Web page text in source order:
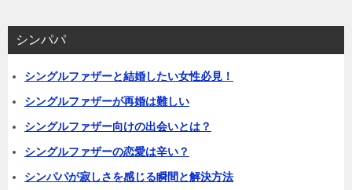
シンパパ
シングルファザーと結婚したい女性必見！
シングルファザーが再婚は難しい
シングルファザー向けの出会いとは？
シングルファザーの恋愛は辛い？
シンパパが寂しさを感じる瞬間と解決方法